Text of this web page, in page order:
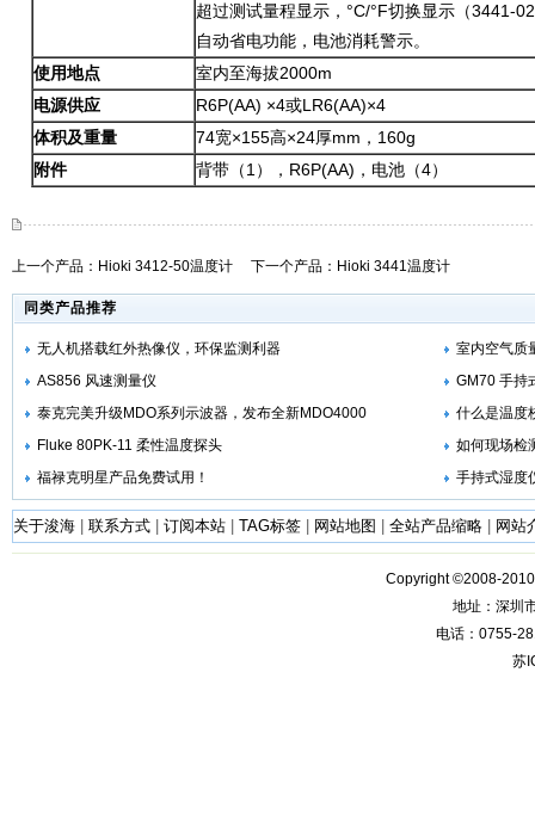
超过测试量程显示，°C/°F切换显示（3441-
自动省电功能，电池消耗警示。
使用地点
室内至海拔2000m
电源供应
R6P(AA) ×4或LR6(AA)×4
体积及重量
74宽×155高×24厚mm，160g
附件
背带（1），R6P(AA)，电池（4）
上一个产品： Hioki 3412-50温度计 下一个产品： Hioki 3441温度计
同类产品推荐
无人机搭载红外热像仪，环保监测利器
室内空气质
AS856 风速测量仪
GM70 手持
泰克完美升级MDO系列示波器，发布全新MDO4000
什么是温度
Fluke 80PK-11 柔性温度探头
如何现场检
福禄克明星产品免费试用！
手持式湿度
关于浚海 联系方式 订阅本站 TAG标签 网站地图 全站产品缩略 网站
Copyright ©2008-
地址：深圳
电话：0755-
苏